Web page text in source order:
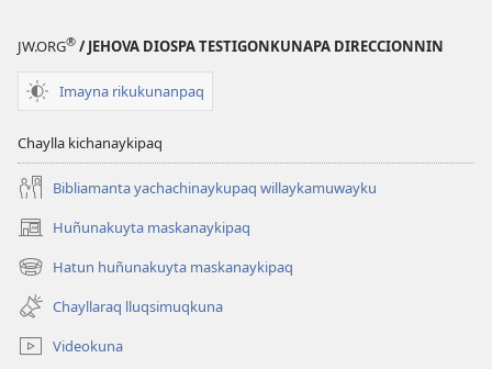
JW.ORG® / JEHOVA DIOSPA TESTIGONKUNAPA DIRECCIONNIN
Imayna rikukunanpaq
Chaylla kichanaykipaq
Bibliamanta yachachinaykupaq willaykamuwayku
Huñunakuyta maskanaykipaq
(abre
una
nueva
ventana)
Hatun huñunakuyta maskanaykipaq
(abre
una
nueva
ventana)
Chayllaraq lluqsimuqkuna
Videokuna